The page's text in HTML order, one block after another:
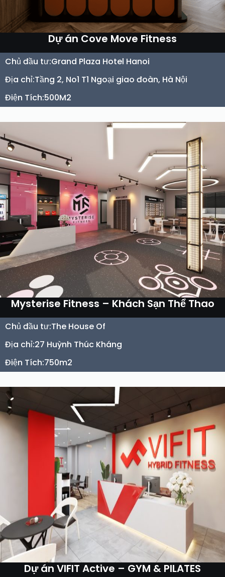
Dự án Cove Move Fitness
Chủ đầu tư:Grand Plaza Hotel Hanoi
Địa chỉ:Tầng 2, No1 T1 Ngoại giao đoàn, Hà Nội
Điện Tích:500M2
Mysterise Fitness – Khách Sạn Thể Thao
Chủ đầu tư:The House Of
Địa chỉ:27 Huỳnh Thúc Kháng
Điện Tích:750m2
Dự án VIFIT Active – GYM & PILATES